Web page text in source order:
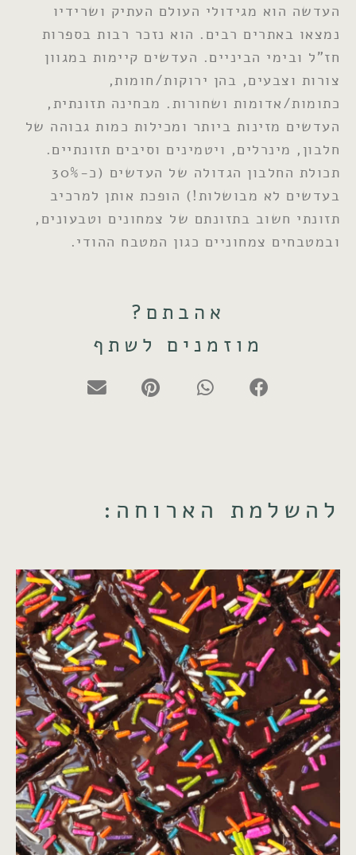
העדשה הוא מגידולי העולם העתיק ושרידיו
נמצאו באתרים רבים. הוא נזכר רבות בספרות
חז"ל ובימי הביניים. העדשים קיימות במגוון
צורות וצבעים, בהן ירוקות/חומות,
כתומות/אדומות ושחורות. מבחינה תזונתית,
העדשים מזינות ביותר ומכילות כמות גבוהה של
חלבון, מינרלים, ויטמינים וסיבים תזונתיים.
תכולת החלבון הגדולה של העדשים (כ-30%
בעדשים לא מבושלות!) הופכת אותן למרכיב
תזונתי חשוב בתזונתם של צמחונים וטבעונים,
ובמטבחים צמחוניים כגון המטבח ההודי.
אהבתם?
מוזמנים לשתף
להשלמת הארוחה: